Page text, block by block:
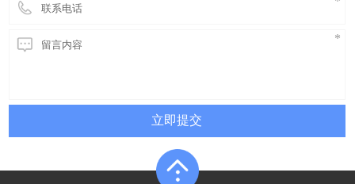
东莞市环测检测设备有限公司 版权所有